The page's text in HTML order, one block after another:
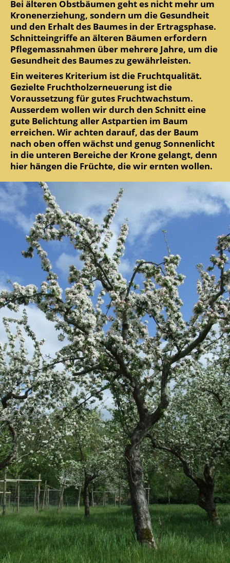
Bei älteren Obstbäumen geht es nicht mehr um
Kronenerziehung, sondern um die Gesundheit
und den Erhalt des Baumes in der Ertragsphase.
Schnitteingriffe an älteren Bäumen erfordern
Pflegemassnahmen über mehrere Jahre, um die
Gesundheit des Baumes zu gewährleisten.
Ein weiteres Kriterium ist die Fruchtqualität.
Gezielte Fruchtholzerneuerung ist die
Voraussetzung für gutes Fruchtwachstum.
Ausserdem wollen wir durch den Schnitt eine
gute Belichtung aller Astpartien im Baum
erreichen. Wir achten darauf, das der Baum
nach oben offen wächst und genug Sonnenlicht
in die unteren Bereiche der Krone gelangt, denn
hier hängen die Früchte, die wir ernten wollen.